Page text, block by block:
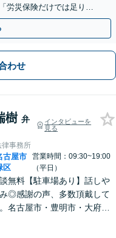
労災保険だけでは足りな
任せを。
わせ
樹 弁
インタビューを
見る
律事務所
古屋市
区
営業時間：09:30~19:00
（平日）
無料【駐車場あり】話しや
◎感謝の声、多数頂戴して
名古屋市・豊明市・大府